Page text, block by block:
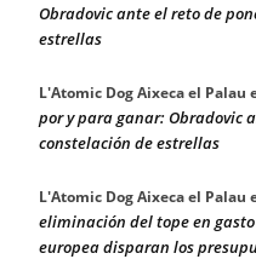
Obradovic ante el reto de
estrellas
L'Atomic Dog Aixeca el Palau
por y para ganar: Obradovic
constelación de estrellas
L'Atomic Dog Aixeca el Palau
eliminación del tope en
europea disparan los